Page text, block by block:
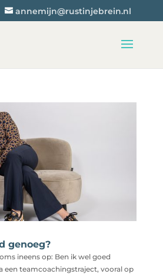
annemijn@rustinjebrein.nl
genoeg?
ineens op: Ben ik wel goed
een teamcoachingstraject, vooral op